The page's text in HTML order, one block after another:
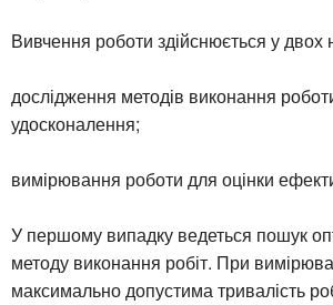
Вивчення роботи здійснюється у двох
дослідження методів виконання
удосконалення;
вимірювання роботи для оцінки
У першому випадку ведеться пошук
методу виконання робіт. При
максимально допустима тривалість